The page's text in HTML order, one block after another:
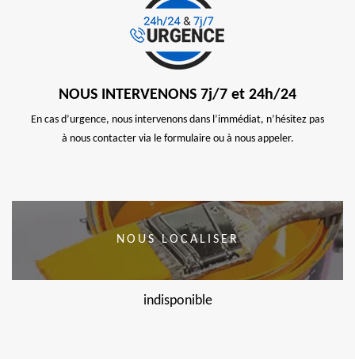
NOUS INTERVENONS 7j/7 et 24h/24
En cas d’urgence, nous intervenons dans l’immédiat, n’hésitez pas
à nous contacter via le formulaire ou à nous appeler.
NOUS LOCALISER
indisponible